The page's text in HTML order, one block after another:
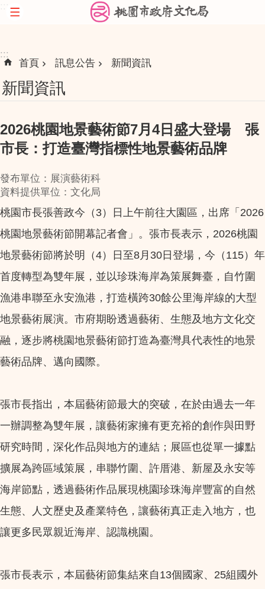
跳到主要內容區塊
:::
首頁 訊息公告 新聞資訊
新聞資訊
2026桃園地景藝術節7月4日盛大登場 張
市長：打造臺灣指標性地景藝術品牌
發布單位：展演藝術科
資料提供單位：文化局
桃園市長張善政今（3）日上午前往大園區，出席「2026
桃園地景藝術節開幕記者會」。張市長表示，2026桃園
地景藝術節將於明（4）日至8月30日登場，今（115）年
首度轉型為雙年展，並以珍珠海岸為策展舞臺，自竹圍
漁港串聯至永安漁港，打造橫跨30餘公里海岸線的大型
地景藝術展演。市府期盼透過藝術、生態及地方文化交
融，逐步將桃園地景藝術節打造為臺灣具代表性的地景
藝術品牌、邁向國際。
張市長指出，本屆藝術節最大的突破，在於由過去一年
一辦調整為雙年展，讓藝術家擁有更充裕的創作與田野
研究時間，深化作品與地方的連結；展區也從單一據點
擴展為跨區域策展，串聯竹圍、許厝港、新屋及永安等
海岸節點，透過藝術作品展現桃園珍珠海岸豐富的自然
生態、人文歷史及產業特色，讓藝術真正走入地方，也
讓更多民眾親近海岸、認識桃園。
張市長表示，本屆藝術節集結來自13個國家、25組國外